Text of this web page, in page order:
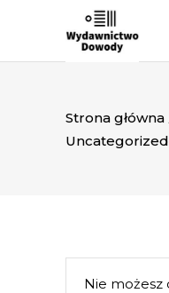
Strona główna
Uncategorized
Nie możesz